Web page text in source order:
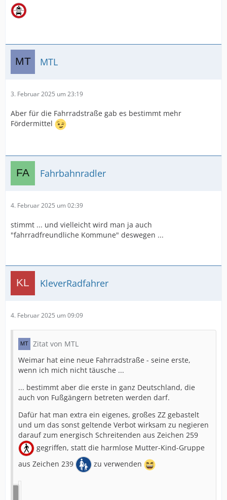
MTL
3. Februar 2025 um 23:19
Aber für die Fahrradstraße gab es bestimmt mehr
Fördermittel
Fahrbahnradler
4. Februar 2025 um 02:39
stimmt ... und vielleicht wird man ja auch
"fahrradfreundliche Kommune" deswegen ...
KleverRadfahrer
4. Februar 2025 um 09:09
Zitat von MTL
Weimar hat eine neue Fahrradstraße - seine erste,
wenn ich mich nicht täusche ...
... bestimmt aber die erste in ganz Deutschland, die
auch von Fußgängern betreten werden darf.
Dafür hat man extra ein eigenes, großes ZZ gebastelt
und um das sonst geltende Verbot wirksam zu negieren
darauf zum energisch Schreitenden aus Zeichen 259
gegriffen, statt die harmlose Mutter-Kind-Gruppe
aus Zeichen 239
zu verwenden